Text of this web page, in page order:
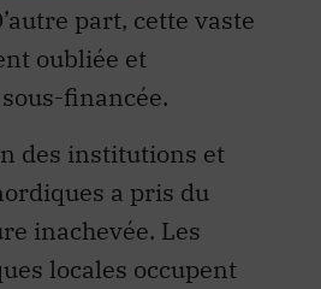
part, cette vaste
oubliée et
financée.
des institutions et
a pris du
inachevée. Les
locales occupent